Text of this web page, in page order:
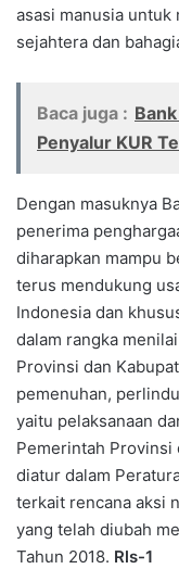
asasi manusia untuk
sejahtera dan
Baca juga :
Penyalur KUR
Dengan masuknya
penerima
diharapkan mampu
terus mendukung
Indonesia dan
dalam rangka
Provinsi dan
pemenuhan,
yaitu pelaksanaan
Pemerintah Provinsi
diatur dalam
terkait rencana aksi
yang telah diubah
Tahun 2018. Rls-1